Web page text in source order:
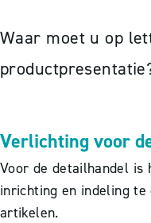
Waar moet u op
Verlichting voor
Voor de detailhandel
inrichting en indeling
artikelen.